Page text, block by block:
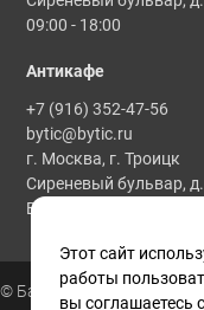
09:00 - 18:00
Антикафе
+7 (916) 352-47-56
bytic@bytic.ru
г. Москва, г. Троицк
Сиреневый бульвар, д.
Все мероприятия
© Байтик, 1986 - 2025
Этот сайт
работы
вы соглашаетесь с